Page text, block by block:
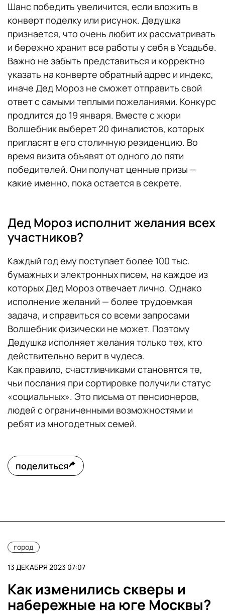
Шанс победить увеличится, если вложить в
конверт поделку или рисунок. Дедушка
признается, что очень любит их рассматривать
и бережно хранит все работы у себя в Усадьбе.
Важно не забыть представиться и корректно
указать на конверте обратный адрес и индекс,
иначе Дед Мороз не сможет отправить свой
ответ с самыми теплыми пожеланиями. Конкурс
продлится до 19 января. Вместе с жюри
Волшебник выберет 20 финалистов, которых
пригласят в его столичную резиденцию. Во
время визита объявят от одного до пяти
победителей. Они получат ценные призы —
какие именно, пока остается в секрете.
Дед Мороз исполнит желания всех
участников?
Каждый год ему поступает более 100 тыс.
бумажных и электронных писем, на каждое из
которых Дед Мороз отвечает лично. Однако
исполнение желаний — более трудоемкая
задача, и справиться со всеми запросами
Волшебник физически не может. Поэтому
Дедушка исполняет желания только тех, кто
действительно верит в чудеса.
Как правило, счастливчиками становятся те,
чьи послания при сортировке получили статус
«социальных». Это письма от пенсионеров,
людей с ограниченными возможностями и
ребят из многодетных семей.
поделиться
город
13 ДЕКАБРЯ 2023 07:07
Как изменились скверы и
набережные на юге Москвы?